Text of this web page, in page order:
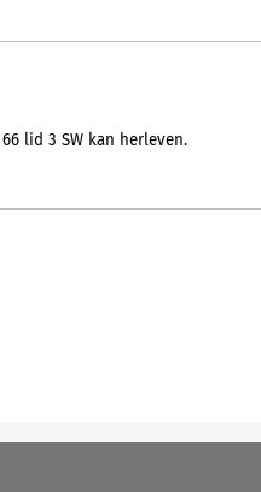
lid 3 SW kan herleven.